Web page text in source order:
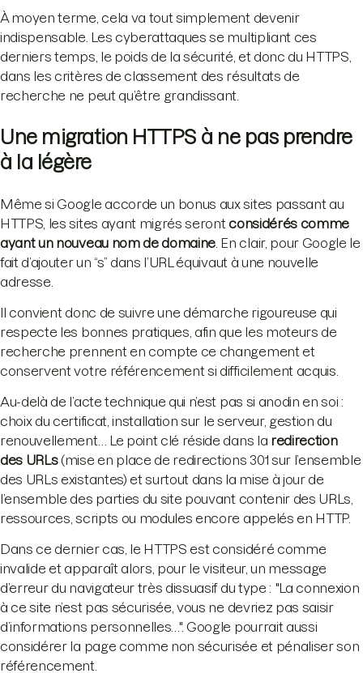
À moyen terme, cela va tout simplement devenir
indispensable. Les cyberattaques se multipliant ces
derniers temps, le poids de la sécurité, et donc du HTTPS,
dans les critères de classement des résultats de
recherche ne peut qu’être grandissant.
Une migration HTTPS à ne pas prendre
à la légère
Même si Google accorde un bonus aux sites passant au
HTTPS, les sites ayant migrés seront considérés comme
ayant un nouveau nom de domaine . En clair, pour Google le
fait d’ajouter un “s” dans l’URL équivaut à une nouvelle
adresse.
ll convient donc de suivre une démarche rigoureuse qui
respecte les bonnes pratiques, afin que les moteurs de
recherche prennent en compte ce changement et
conservent votre référencement si difficilement acquis.
Au-delà de l’acte technique qui n’est pas si anodin en soi :
choix du certificat, installation sur le serveur, gestion du
renouvellement… Le point clé réside dans la redirection
des URLs (mise en place de redirections 301 sur l’ensemble
des URLs existantes) et surtout dans la mise à jour de
l’ensemble des parties du site pouvant contenir des URLs,
ressources, scripts ou modules encore appelés en HTTP.
Dans ce dernier cas, le HTTPS est considéré comme
invalide et apparaît alors, pour le visiteur, un message
d’erreur du navigateur très dissuasif du type : "La connexion
à ce site n’est pas sécurisée, vous ne devriez pas saisir
d’informations personnelles…". Google pourrait aussi
considérer la page comme non sécurisée et pénaliser son
référencement.